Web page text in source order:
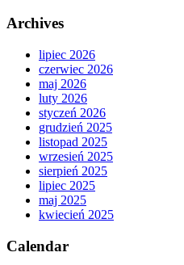
Archives
lipiec 2026
czerwiec 2026
maj 2026
luty 2026
styczeń 2026
grudzień 2025
listopad 2025
wrzesień 2025
sierpień 2025
lipiec 2025
maj 2025
kwiecień 2025
Calendar